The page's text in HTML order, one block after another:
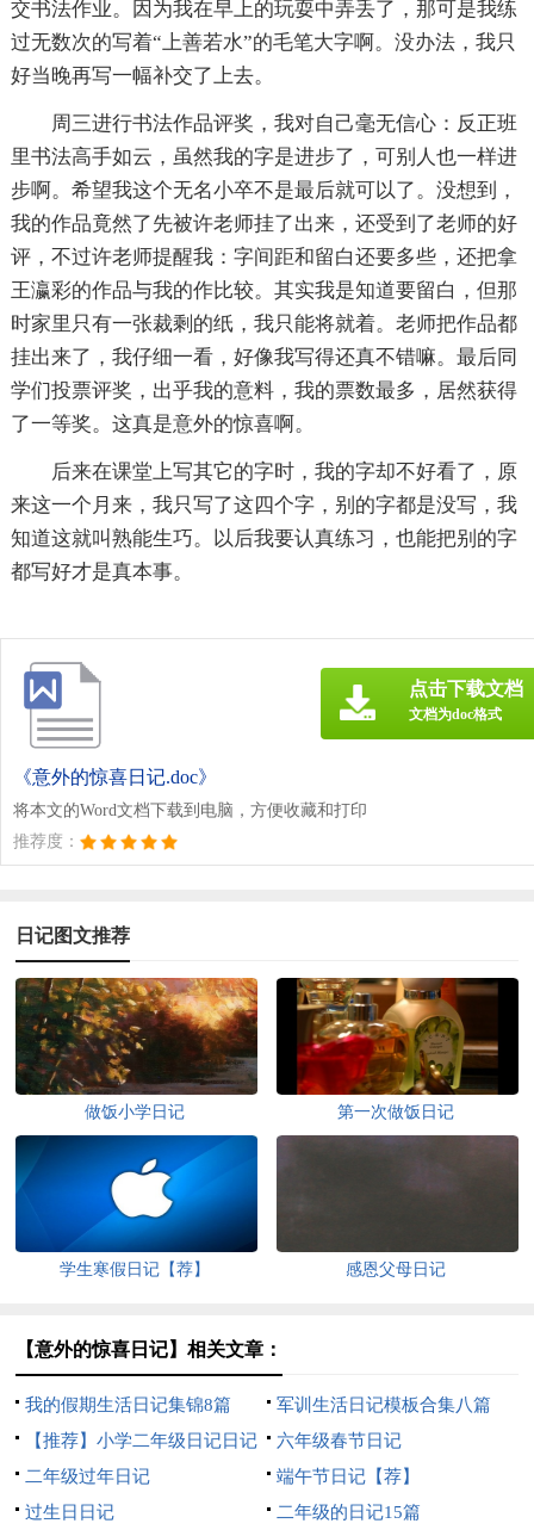
交书法作业。因为我在早上的玩耍中弄丢了，那可是我练
过无数次的写着“上善若水”的毛笔大字啊。没办法，我只
好当晚再写一幅补交了上去。
周三进行书法作品评奖，我对自己毫无信心：反正班
里书法高手如云，虽然我的字是进步了，可别人也一样进
步啊。希望我这个无名小卒不是最后就可以了。没想到，
我的作品竟然了先被许老师挂了出来，还受到了老师的好
评，不过许老师提醒我：字间距和留白还要多些，还把拿
王瀛彩的作品与我的作比较。其实我是知道要留白，但那
时家里只有一张裁剩的纸，我只能将就着。老师把作品都
挂出来了，我仔细一看，好像我写得还真不错嘛。最后同
学们投票评奖，出乎我的意料，我的票数最多，居然获得
了一等奖。这真是意外的惊喜啊。
后来在课堂上写其它的字时，我的字却不好看了，原
来这一个月来，我只写了这四个字，别的字都是没写，我
知道这就叫熟能生巧。以后我要认真练习，也能把别的字
都写好才是真本事。
《意外的惊喜日记.doc》
将本文的Word文档下载到电脑，方便收藏和打印
推荐度：
点击下载文档
文档为doc格式
日记图文推荐
做饭小学日记 第一次做饭日记
学生寒假日记【荐】 感恩父母日记
【意外的惊喜日记】相关文章：
我的假期生活日记集锦8篇
军训生活日记模板合集八篇
【推荐】小学二年级日记日记
模板集锦六篇
六年级春节日记
二年级过年日记
端午节日记【荐】
过生日日记
二年级的日记15篇